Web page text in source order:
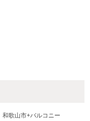
和歌山市+バルコニー